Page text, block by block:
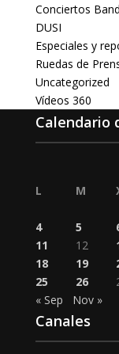
Conciertos
DUSI
Especiales y
Ruedas de
Uncategorized
Vídeos 360
Calendario
L
M
4
5
11
12
18
19
25
26
« Sep
Nov »
Canales